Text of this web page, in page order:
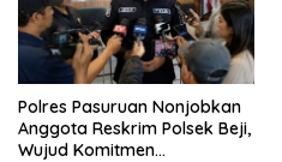
Polres Pasuruan Nonjobkan
Anggota Reskrim Polsek Beji,
Wujud Komitmen